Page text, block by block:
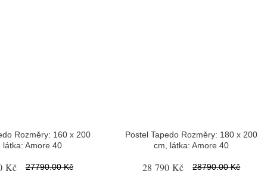
Rozměry: 160 x 200
látka: Amore 40
Kč 27790.00 Kč
Postel Tapedo Rozměry: 180 x 200
cm, látka: Amore 40
28 790 Kč 28790.00 Kč